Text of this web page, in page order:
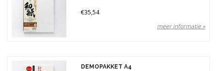
€35,54
meer informatie »
DEMOPAKKET A4